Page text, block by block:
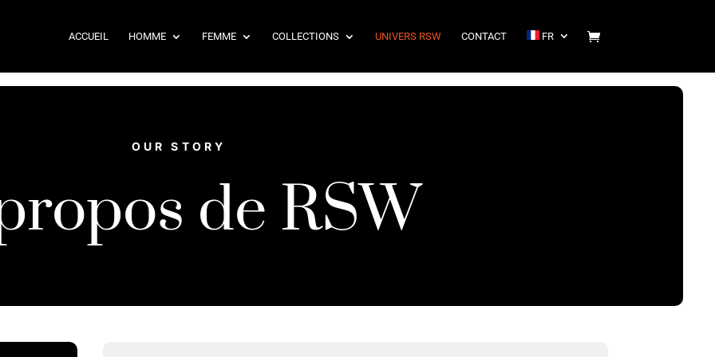
ACCUEIL HOMME FEMME COLLECTIONS UNIVERS RSW CONTACT FR
OUR STORY
de RSW